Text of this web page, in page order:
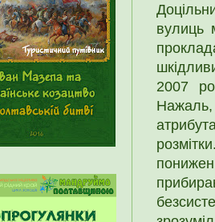
вулиць
2007